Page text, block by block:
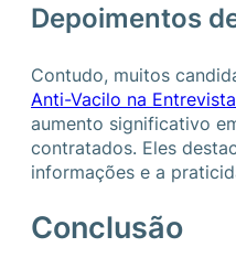
Depoimentos
Contudo, muitos
Anti-Vacilo na
aumento significativo
contratados. Eles
informações e a
Conclusão